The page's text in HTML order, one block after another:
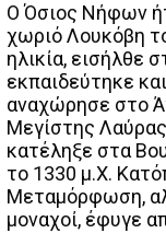
Ο Όσιος Νήφων
χωριό Λουκόβη
ηλικία, εισήλθε
εκπαιδεύτηκε
αναχώρησε στο
Μεγίστης
κατέληξε στα
το 1330 μ.Χ.
Μεταμόρφωση,
μοναχοί, έφυγε